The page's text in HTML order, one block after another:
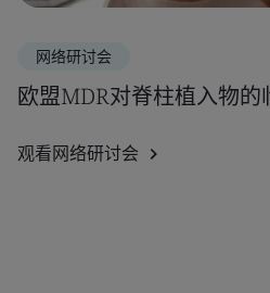
网络研讨会
欧盟MDR对脊柱植入物的
观看网络研讨会